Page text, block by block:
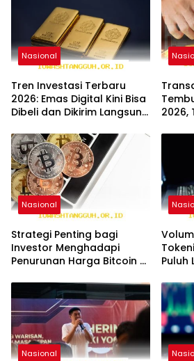
Nasional
Tren Investasi Terbaru
2026: Emas Digital Kini Bisa
Dibeli dan Dikirim Langsung
2026,
Nasional
Strategi Penting bagi
Investor Menghadapi
Penurunan Harga Bitcoin di
Puluh
Nasional